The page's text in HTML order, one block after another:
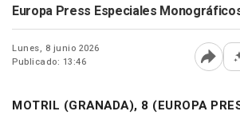
Europa Press Especiales
Lunes, 8 junio 2026
Publicado: 13:46
Abrir
MOTRIL (GRANADA), 8 (EUROPA